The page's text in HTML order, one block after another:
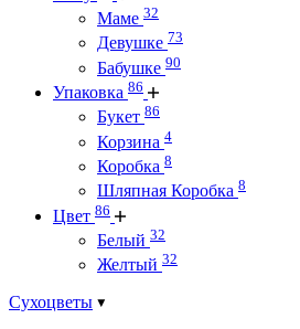
Маме 32
Девушке 73
Бабушке 90
Упаковка 86
Букет 86
Корзина 4
Коробка 8
Шляпная Коробка 8
Цвет 86
Белый 32
Желтый 32
Сухоцветы